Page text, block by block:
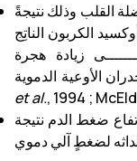
القلب وذلك نتيجةً
الكربون الناتِج
زيادة هجرة
et al., 1994 ;
ضغط الدم نتيجة